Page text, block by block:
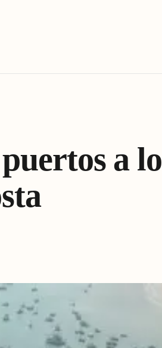
a lo